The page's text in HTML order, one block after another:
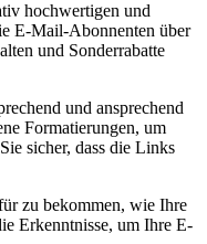
hochwertigen und
E-Mail-Abonnenten über
und Sonderrabatte
und ansprechend
Formatierungen, um
sicher, dass die Links
zu bekommen, wie Ihre
Erkenntnisse, um Ihre E-